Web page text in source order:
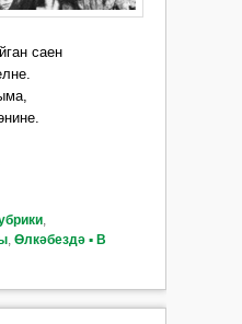
саен
,
, Өлкәбездә ▪ В